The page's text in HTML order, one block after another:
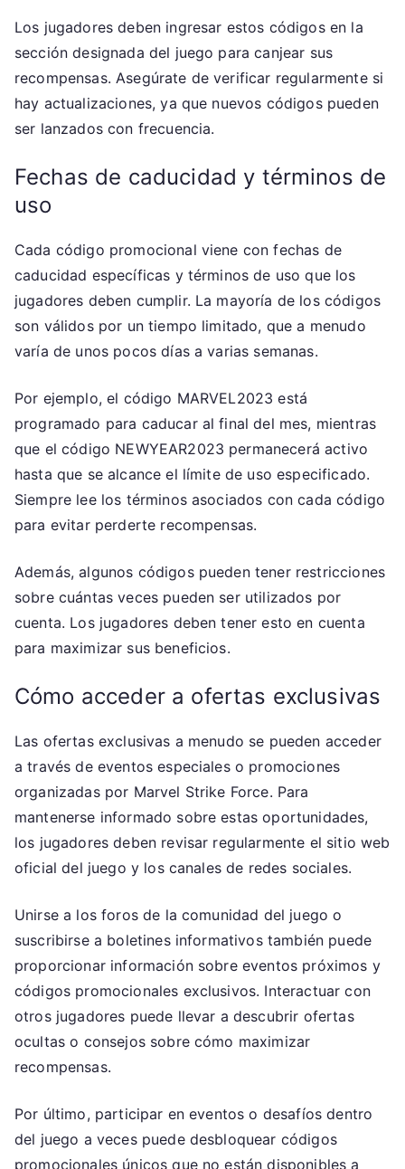
Los jugadores deben ingresar estos códigos en la
sección designada del juego para canjear sus
recompensas. Asegúrate de verificar regularmente si
hay actualizaciones, ya que nuevos códigos pueden
ser lanzados con frecuencia.
Fechas de caducidad y términos de
uso
Cada código promocional viene con fechas de
caducidad específicas y términos de uso que los
jugadores deben cumplir. La mayoría de los códigos
son válidos por un tiempo limitado, que a menudo
varía de unos pocos días a varias semanas.
Por ejemplo, el código MARVEL2023 está
programado para caducar al final del mes, mientras
que el código NEWYEAR2023 permanecerá activo
hasta que se alcance el límite de uso especificado.
Siempre lee los términos asociados con cada código
para evitar perderte recompensas.
Además, algunos códigos pueden tener restricciones
sobre cuántas veces pueden ser utilizados por
cuenta. Los jugadores deben tener esto en cuenta
para maximizar sus beneficios.
Cómo acceder a ofertas exclusivas
Las ofertas exclusivas a menudo se pueden acceder
a través de eventos especiales o promociones
organizadas por Marvel Strike Force. Para
mantenerse informado sobre estas oportunidades,
los jugadores deben revisar regularmente el sitio web
oficial del juego y los canales de redes sociales.
Unirse a los foros de la comunidad del juego o
suscribirse a boletines informativos también puede
proporcionar información sobre eventos próximos y
códigos promocionales exclusivos. Interactuar con
otros jugadores puede llevar a descubrir ofertas
ocultas o consejos sobre cómo maximizar
recompensas.
Por último, participar en eventos o desafíos dentro
del juego a veces puede desbloquear códigos
promocionales únicos que no están disponibles a